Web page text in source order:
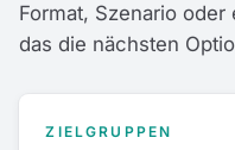
Format, Szenario
das die nächsten
ZIELGRUPPEN